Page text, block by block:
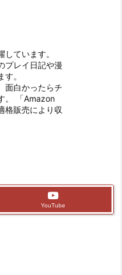
ています。
プレイ日記や漫
。
面白かったらチ
。 「Amazon
格販売により収
YouTube